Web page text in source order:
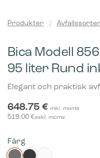
Produkter /
Bica Modell
95 liter Rund
Elegant och praktisk
648.75 € inkl. moms
519.00 €exkl. moms
Färg